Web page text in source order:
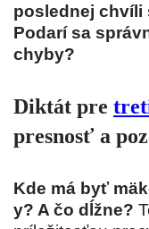
poslednej chvíli
Podarí sa
chyby?
Diktát pre
presnosť a
Kde má byť
y? A čo dĺžne?